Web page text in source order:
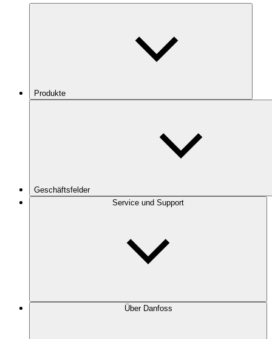
Produkte
Geschäftsfelder
Service und Support
Über Danfoss